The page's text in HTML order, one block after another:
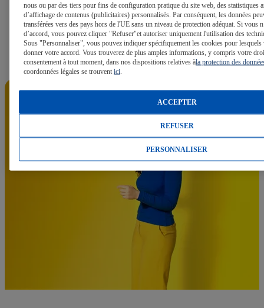
Faire un stage dans un magasin
nous ou par des tiers pour fins de configuration pratique du site web, des statistiques
d’affichage de contenus (publicitaires) personnalisés. Par conséquent, les données
transférées vers des pays hors de l'UE sans un niveau de protection adéquat. Si vous
d’accord, vous pouvez cliquer "Refuser"et autoriser uniquement l'utilisation des
Sous "Personnaliser", vous pouvez indiquer spécifiquement les cookies pour lesquels
donner votre accord. Vous trouverez de plus amples informations, y compris votre
consentement à tout moment, dans nos dispositions relatives àla protection des
coordonnées légales se trouvent ici
REFUSER
ACCEPTER
PERSONNALISER